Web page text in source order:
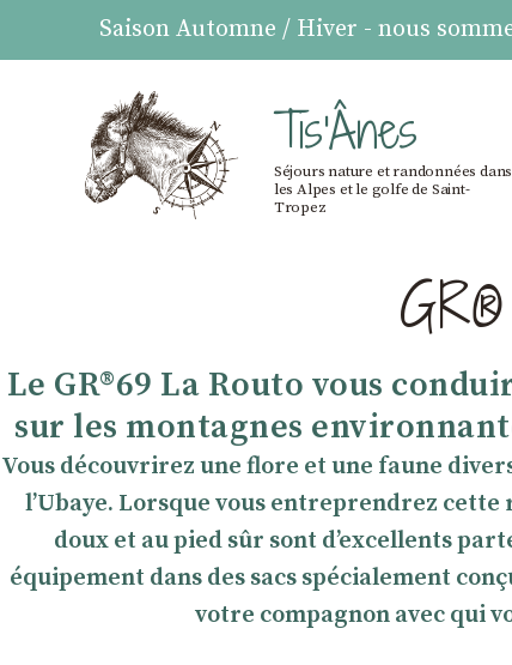
Saison Automne / Hiver - nous
Tis'Ânes
Séjours nature et randonnées dans
les Alpes et le golfe de Saint-
Tropez
Le GR®69 La Routo vous
sur les montagnes
Vous découvrirez une flore et une faune
l’Ubaye. Lorsque vous entreprendrez
doux et au pied sûr sont d’excellents
équipement dans des sacs spécialement
votre compagnon avec qui